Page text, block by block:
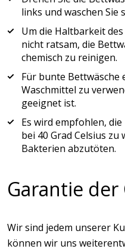
links und waschen Sie
Um die Haltbarkeit
nicht ratsam, die
chemisch zu reinigen.
Für bunte Bettwäsche
Waschmittel zu
geeignet ist.
Es wird empfohlen,
bei 40 Grad Celsius zu
Bakterien abzutöten.
Garantie
Wir sind jedem unserer
können wir uns